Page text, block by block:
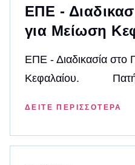
ΕΠΕ -
για Μείωση
ΕΠΕ - Διαδικασία
Κεφαλαίου.
ΔΕΊΤΕ ΠΕΡΙΣΣΌΤΕΡΑ